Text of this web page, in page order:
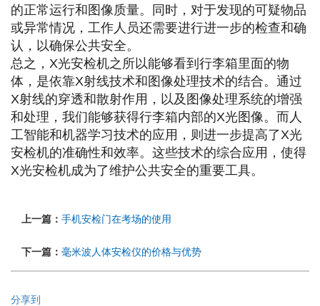
的正常运行和图像质量。同时，对于发现的可疑物品
或异常情况，工作人员还需要进行进一步的检查和确
认，以确保公共安全。
总之，X光安检机之所以能够看到行李箱里面的物
体，是依靠X射线技术和图像处理技术的结合。通过
X射线的穿透和散射作用，以及图像处理系统的增强
和处理，我们能够获得行李箱内部的X光图像。而人
工智能和机器学习技术的应用，则进一步提高了X光
安检机的准确性和效率。这些技术的综合应用，使得
X光安检机成为了维护公共安全的重要工具。
上一篇： 手机安检门在考场的使用
下一篇： 毫米波人体安检仪的价格与优势
分享到
信
公
号